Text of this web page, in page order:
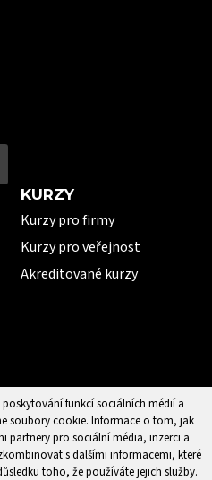
funkcí sociálních médií a
soubory cookie. Informace o tom, jak
partnery pro sociální média, inzerci a
s dalšími informacemi, které
toho, že používáte jejich služby.
KURZY
Kurzy pro firmy
Kurzy pro veřejnost
Akreditované kurzy